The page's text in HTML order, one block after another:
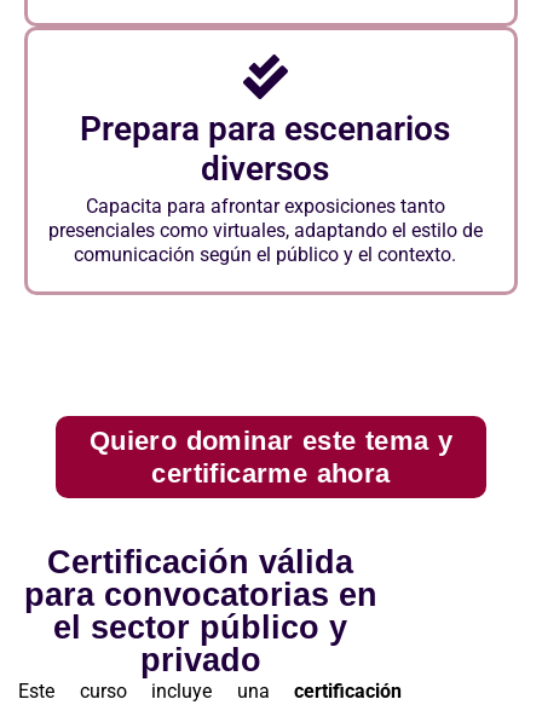
Prepara para escenarios
diversos
Capacita para afrontar exposiciones tanto
presenciales como virtuales, adaptando el estilo de
comunicación según el público y el contexto.
Quiero dominar este tema y
certificarme ahora
Certificación válida
para convocatorias en
el sector público y
privado
Este curso incluye unacertificación